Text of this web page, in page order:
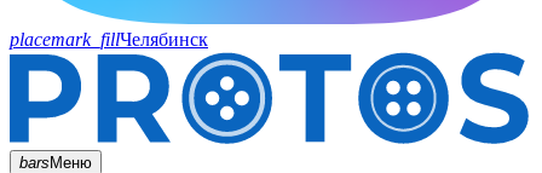
placemark_fillЧелябинск
barsМеню